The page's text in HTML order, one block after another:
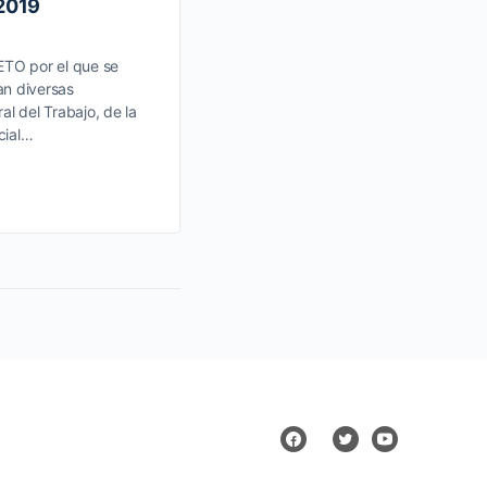
por el que se
diversas
del Trabajo, de la